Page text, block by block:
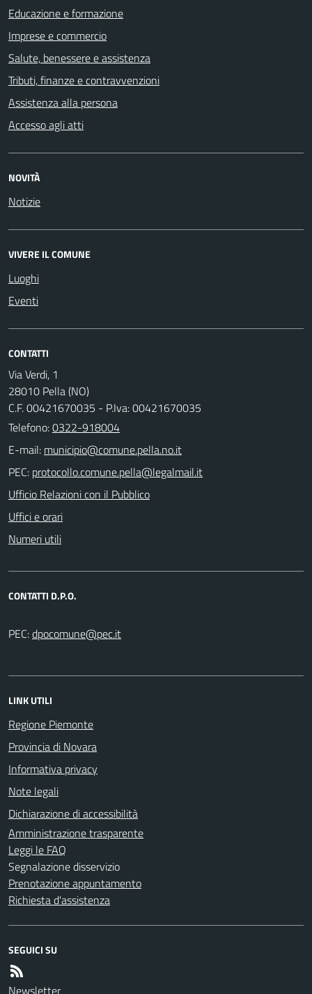
Educazione e formazione
Imprese e commercio
Salute, benessere e assistenza
Tributi, finanze e contravvenzioni
Assistenza alla persona
Accesso agli atti
NOVITÀ
Notizie
VIVERE IL COMUNE
Luoghi
Eventi
CONTATTI
Via Verdi, 1
28010 Pella (NO)
C.F. 00421670035 - P.Iva: 00421670035
Telefono:0322-918004
E-mail:
PEC:
Ufficio Relazioni con il Pubblico
Uffici e orari
Numeri utili
CONTATTI D.P.O.
PEC:
LINK UTILI
Regione Piemonte
Provincia di Novara
Informativa privacy
Note legali
Dichiarazione di accessibilità
Amministrazione trasparente
Leggi le FAQ
Segnalazione disservizio
Prenotazione appuntamento
Richiesta d'assistenza
SEGUICI SU
Newsletter